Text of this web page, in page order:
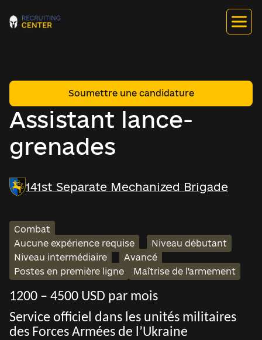
Assistant lance-
grenades
Soumettre une candidature
141st Separate Mechanized Brigade
Combat
Aucune expérience requise
Niveau débutant
Niveau intermédiaire
Avancé
Postes en première ligne
Maîtrise de l'armement
1200 – 4500 USD par mois
Service officiel dans les unités militaires
des Forces Armées de l’Ukraine